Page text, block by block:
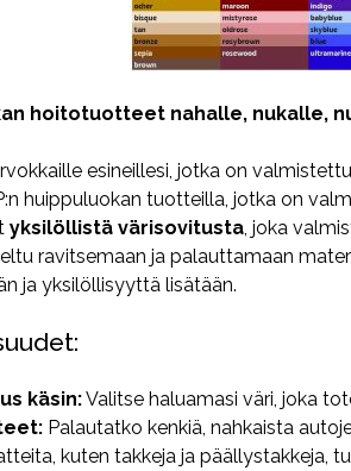
hoitotuotteet nahalle, nukalle,
esineillesi, jotka on
huippuluokan tuotteilla, jotka on
yksilöllistä värisovitusta, joka
ravitsemaan ja palauttamaan
ja yksilöllisyyttä lisätään.
käsin:Valitse haluamasi väri, joka
Palautatko kenkiä, nahkaista
kuten takkeja ja